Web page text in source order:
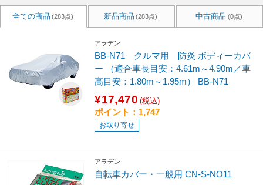
全ての商品 (283点) 新品商品 (283点) 中古商品 (0点)
アラデン
BB-N71 クルマ用 防炎 ボディーカバ
ー （適合車長目安：4.61m～4.90m／車
高目安：1.80m～1.95m） BB-N71
¥17,470 (税込)
ポイント：1,747
お取り寄せ
アラデン
自転車カバー・一般用 CN-S-NO11